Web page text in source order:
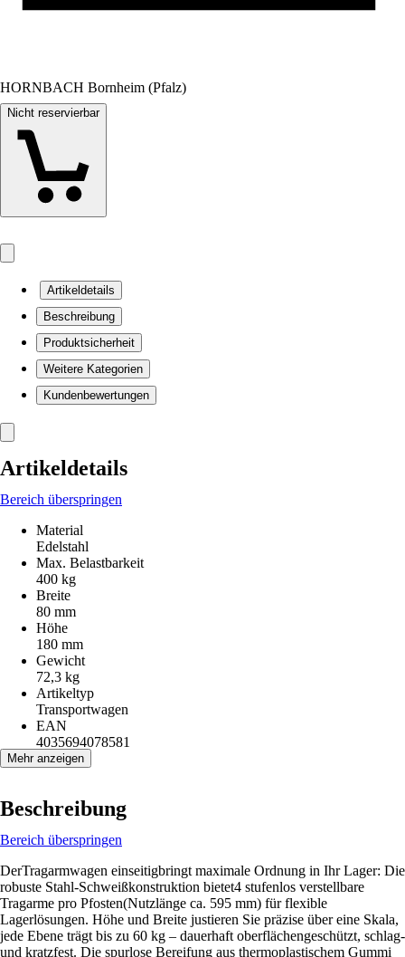
HORNBACH Bornheim (Pfalz)
Nicht reservierbar
Artikeldetails
Beschreibung
Produktsicherheit
Weitere Kategorien
Kundenbewertungen
Artikeldetails
Bereich überspringen
Material
Edelstahl
Max. Belastbarkeit
400 kg
Breite
80 mm
Höhe
180 mm
Gewicht
72,3 kg
Artikeltyp
Transportwagen
EAN
4035694078581
Mehr anzeigen
Beschreibung
Bereich überspringen
DerTragarmwagen einseitigbringt maximale Ordnung in Ihr Lager: Die
robuste Stahl-Schweißkonstruktion bietet4 stufenlos verstellbare
Tragarme pro Pfosten(Nutzlänge ca. 595 mm) für flexible
Lagerlösungen. Höhe und Breite justieren Sie präzise über eine Skala,
jede Ebene trägt bis zu 60 kg – dauerhaft oberflächengeschützt, schlag-
und kratzfest. Die spurlose Bereifung aus thermoplastischem Gummi